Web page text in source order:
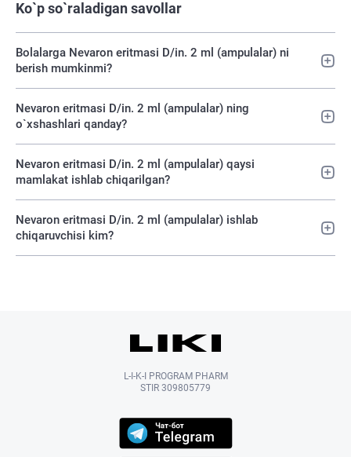
Ko`p so`raladigan savollar
Bolalarga Nevaron eritmasi D/in. 2 ml (ampulalar) ni
berish mumkinmi?
Nevaron eritmasi D/in. 2 ml (ampulalar) ning
o`xshashlari qanday?
Nevaron eritmasi D/in. 2 ml (ampulalar) qaysi
mamlakat ishlab chiqarilgan?
Nevaron eritmasi D/in. 2 ml (ampulalar) ishlab
chiqaruvchisi kim?
L-I-K-I PROGRAM PHARM
STIR 309805779